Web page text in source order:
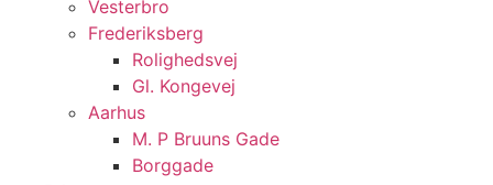
Vesterbro
Frederiksberg
Rolighedsvej
Gl. Kongevej
Aarhus
M. P Bruuns Gade
Borggade